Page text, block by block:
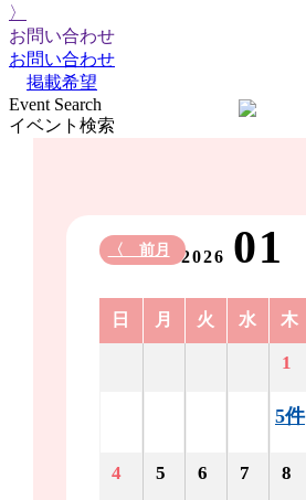
〉
お問い合わせ
お問い合わせ
掲載希望
Event Search
イベント検索
2026 01
〈 前月
日 月 火 水 木
1
5件
4 5 6 7 8